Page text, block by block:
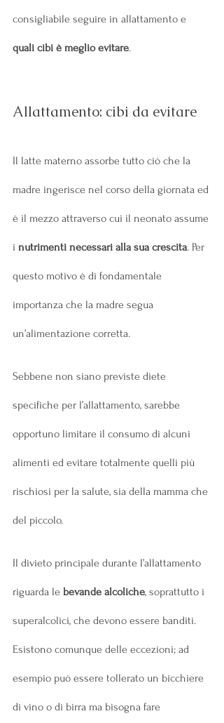
consigliabile seguire in allattamento e
quali cibi è meglio evitare.
Allattamento: cibi da evitare
Il latte materno assorbe tutto ciò che la
madre ingerisce nel corso della giornata ed
è il mezzo attraverso cui il neonato assume
i nutrimenti necessari alla sua crescita. Per
questo motivo è di fondamentale
importanza che la madre segua
un’alimentazione corretta.
Sebbene non siano previste diete
specifiche per l’allattamento, sarebbe
opportuno limitare il consumo di alcuni
alimenti ed evitare totalmente quelli più
rischiosi per la salute, sia della mamma che
del piccolo.
Il divieto principale durante l’allattamento
riguarda le bevande alcoliche, soprattutto i
superalcolici, che devono essere banditi.
Esistono comunque delle eccezioni; ad
esempio può essere tollerato un bicchiere
di vino o di birra ma bisogna fare